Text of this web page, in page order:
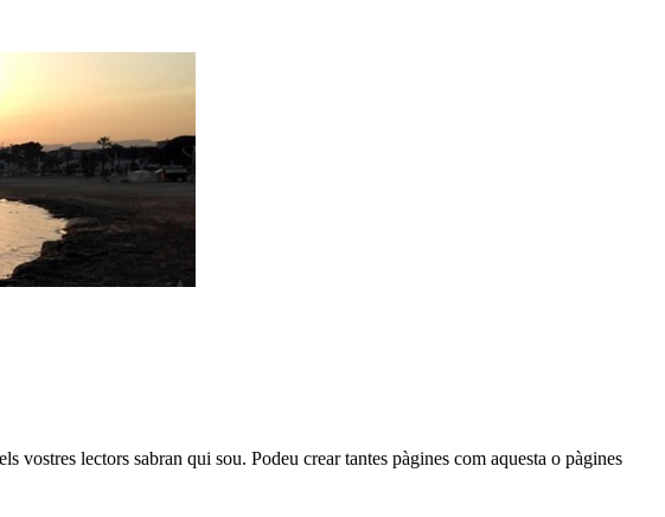
lectors sabran qui sou. Podeu crear tantes pàgines com aquesta o pàgines